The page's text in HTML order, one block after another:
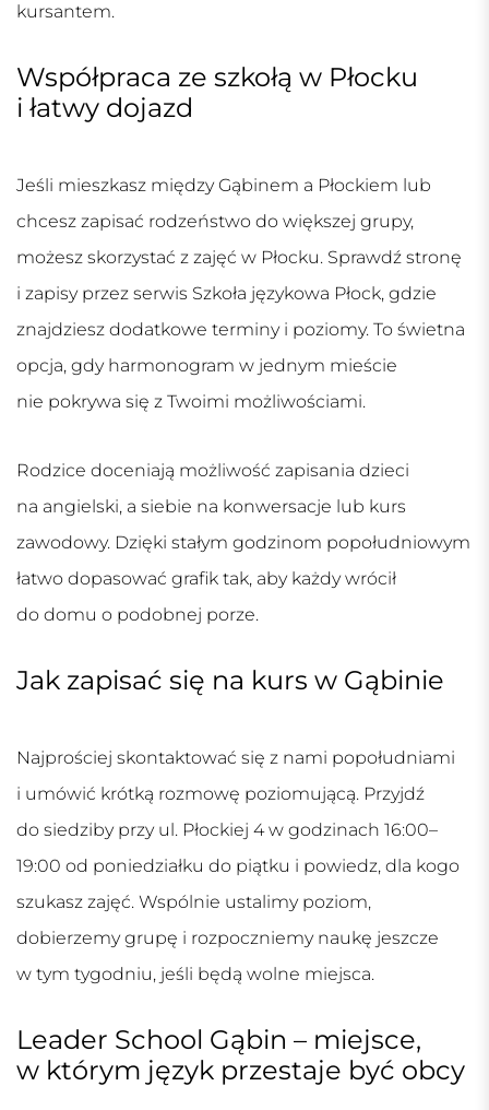
kursantem.
Współpraca ze szkołą w Płocku
i łatwy dojazd
Jeśli mieszkasz między Gąbinem a Płockiem lub
chcesz zapisać rodzeństwo do większej grupy,
możesz skorzystać z zajęć w Płocku. Sprawdź stronę
i zapisy przez serwis Szkoła językowa Płock, gdzie
znajdziesz dodatkowe terminy i poziomy. To świetna
opcja, gdy harmonogram w jednym mieście
nie pokrywa się z Twoimi możliwościami.
Rodzice doceniają możliwość zapisania dzieci
na angielski, a siebie na konwersacje lub kurs
zawodowy. Dzięki stałym godzinom popołudniowym
łatwo dopasować grafik tak, aby każdy wrócił
do domu o podobnej porze.
Jak zapisać się na kurs w Gąbinie
Najprościej skontaktować się z nami popołudniami
i umówić krótką rozmowę poziomującą. Przyjdź
do siedziby przy ul. Płockiej 4 w godzinach 16:00–
19:00 od poniedziałku do piątku i powiedz, dla kogo
szukasz zajęć. Wspólnie ustalimy poziom,
dobierzemy grupę i rozpoczniemy naukę jeszcze
w tym tygodniu, jeśli będą wolne miejsca.
Leader School Gąbin – miejsce,
w którym język przestaje być obcy